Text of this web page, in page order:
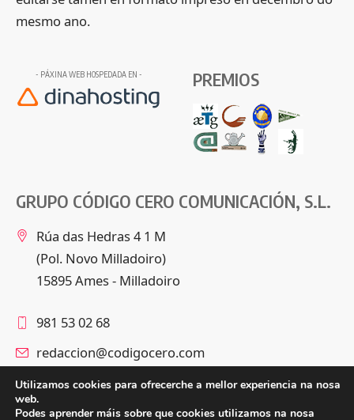
mesmo ano.
- PÁXINA WEB HOSPEDADA EN - PREMIOS
GRUPO CÓDIGO CERO COMUNICACIÓN, S.L.
Rúa das Hedras 4 1 M
(Pol. Novo Milladoiro)
15895 Ames - Milladoiro
981 53 02 68
redaccion@codigocero.com
Síguenos
Utilizamos cookies para ofrecerche a mellor experiencia na nosa
web.
Podes aprender máis sobre que cookies utilizamos na nosa